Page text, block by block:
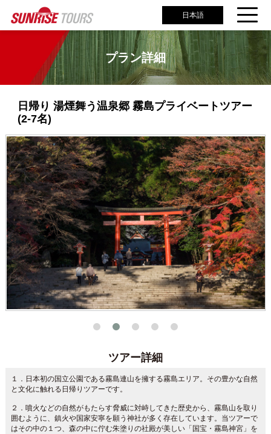
日本語
プラン詳細
日帰り 湯煙舞う温泉郷 霧島プライベートツアー
(2-7名)
ツアー詳細
１．日本初の国立公園である霧島連山を擁する霧島エリア。その豊かな自然
と文化に触れる日帰りツアーです。
２．噴火などの自然がもたらす脅威に対峙してきた歴史から、霧島山を取り
囲むように、鎮火や国家安寧を願う神社が多く存在しています。当ツアーで
はその中の１つ、森の中に佇む朱塗りの社殿が美しい「国宝・霧島神宮」を